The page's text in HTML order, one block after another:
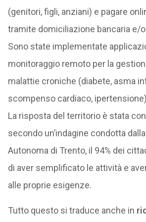
(genitori, figli, anziani) e pagare
tramite domiciliazione bancaria e/
Sono state implementate
monitoraggio remoto per la
malattie croniche (diabete, asma
scompenso cardiaco,
La risposta del territorio è stata
secondo un’indagine condotta
Autonoma di Trento, il 94% dei
di aver semplificato le attività e
alle proprie esigenze.
Tutto questo si traduce anche in